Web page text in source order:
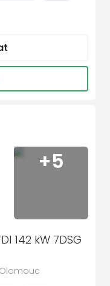
+5
142 kW 7DSG